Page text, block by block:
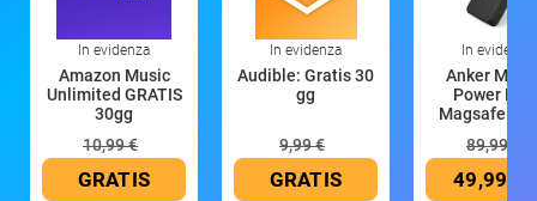
In evidenza
Amazon Music
Unlimited GRATIS
30gg
10,99 €
GRATIS
In evidenza
Audible: Gratis 30
gg
9,99 €
GRATIS
In evidenza
Anker
Power
Magsafe
89,99 €
49,99 €